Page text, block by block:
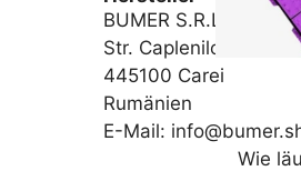
BUMER S.R.L.
Str. Caplenilor 56
445100 Carei
Rumänien
E-Mail:
Wie